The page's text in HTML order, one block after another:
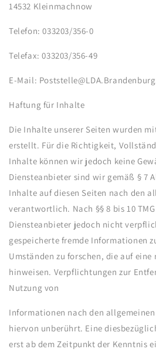
14532 Kleinmachnow
Telefon: 033203/356-0
Telefax: 033203/356-49
E-Mail:
Haftung für Inhalte
Die Inhalte unserer Seiten wurden
erstellt. Für die Richtigkeit,
Inhalte können wir jedoch keine
Diensteanbieter sind wir gemäß § 7
Inhalte auf diesen Seiten nach den
verantwortlich. Nach §§ 8 bis 10
Diensteanbieter jedoch nicht
gespeicherte fremde Informationen
Umständen zu forschen, die auf
hinweisen. Verpflichtungen zur
Nutzung von
Informationen nach den allgemeinen
hiervon unberührt. Eine
erst ab dem Zeitpunkt der Kenntnis